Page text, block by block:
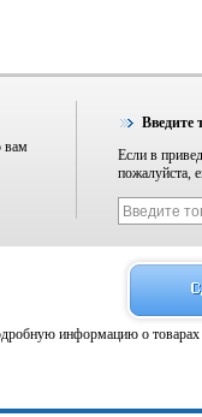
вам
Введите
Если в
пожалуйста,
информацию о товарах